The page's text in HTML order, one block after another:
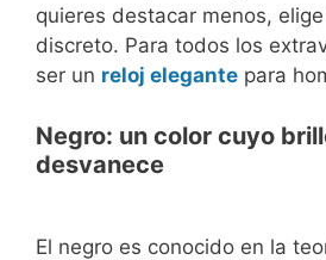
quieres destacar menos,
discreto. Para todos los
ser un reloj elegante para
Negro: un color cuyo
desvanece
El negro es conocido en la